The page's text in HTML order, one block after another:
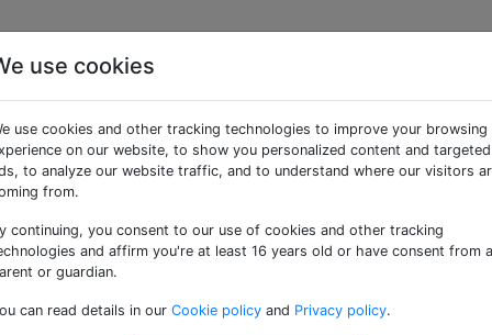
Fragen
Neue'-Alternative?
Helvetica Neue (für den kommerziellen Gebrauch
großen Website-Projekt, bei dem 'Helvetica Neue' häufig
Schrift, die fast gleich aussieht, für den persönlichen und
ist und auch bei Verwendung mit Copytext gut …
safe font-recommendation
use cookies
use cookies and other tracking technologies to improve your browsing
on our website, to show you personalized content and targeted
to analyze our website traffic, and to understand where our visitors
from.
continuing, you consent to our use of cookies and other tracking
and affirm you're at least 16 years old or have consent from a
or guardian.
can read details in our Cookie policy and Privacy policy.